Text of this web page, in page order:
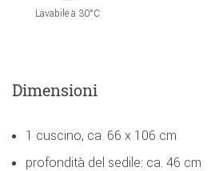
Lavabile à 30°C
Dimensioni
1 cuscino, ca. 66 x 106 cm
profondità del sedile: ca. 46 cm